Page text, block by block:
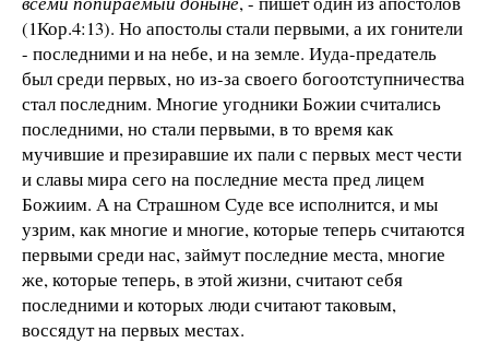
(1Кор.4:13). Но апостолы стали первыми, а их гонители
- последними и на небе, и на земле. Иуда-предатель
был среди первых, но из-за своего богоотступничества
стал последним. Многие угодники Божии считались
последними, но стали первыми, в то время как
мучившие и презиравшие их пали с первых мест чести
и славы мира сего на последние места пред лицем
Божиим. А на Страшном Суде все исполнится, и мы
узрим, как многие и многие, которые теперь считаются
первыми среди нас, займут последние места, многие
же, которые теперь, в этой жизни, считают себя
последними и которых люди считают таковым,
воссядут на первых местах.